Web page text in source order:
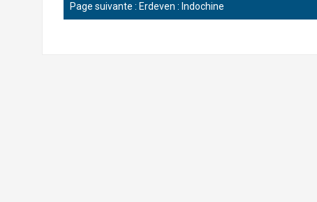
Page suivante : Erdeven : Indochine